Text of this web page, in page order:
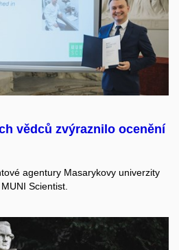
vědců zvýraznilo ocenění
agentury Masarykovy univerzity
Scientist.